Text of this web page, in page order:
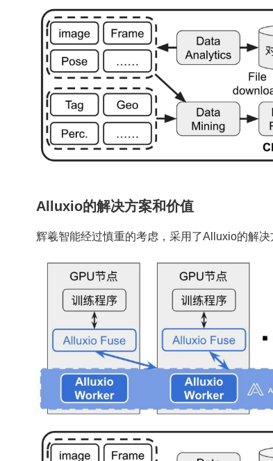
Alluxio的解决方案和价值
辉羲智能经过慎重的考虑，采用了Alluxio的解决